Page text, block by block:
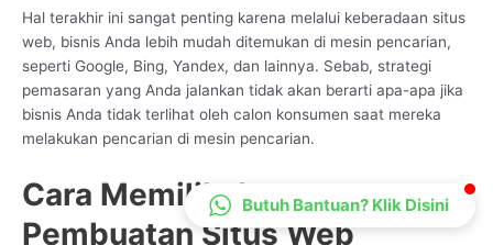
Hal terakhir ini sangat penting karena melalui keberadaan situs
web, bisnis Anda lebih mudah ditemukan di mesin pencarian,
seperti Google, Bing, Yandex, dan lainnya. Sebab, strategi
pemasaran yang Anda jalankan tidak akan berarti apa-apa jika
bisnis Anda tidak terlihat oleh calon konsumen saat mereka
melakukan pencarian di mesin pencarian.
Cara Memilih Jasa
Pembuatan Situs Web
Butuh Bantuan? Klik Disini